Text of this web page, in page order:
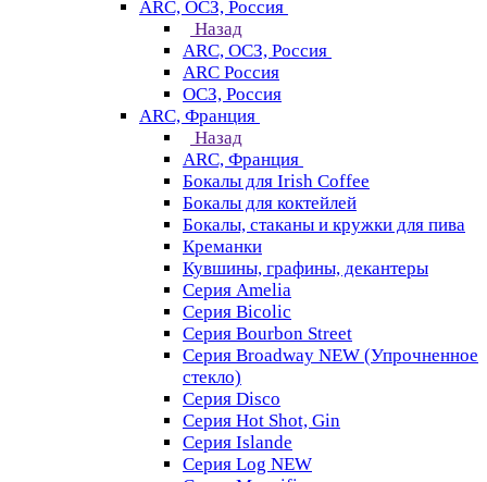
ARC, ОСЗ, Россия
Назад
ARC, ОСЗ, Россия
ARC Россия
ОСЗ, Россия
ARC, Франция
Назад
ARC, Франция
Бокалы для Irish Coffee
Бокалы для коктейлей
Бокалы, стаканы и кружки для пива
Креманки
Кувшины, графины, декантеры
Серия Amelia
Серия Bicolic
Серия Bourbon Street
Серия Broadway NEW (Упрочненное
стекло)
Серия Disco
Серия Hot Shot, Gin
Серия Islande
Серия Log NEW